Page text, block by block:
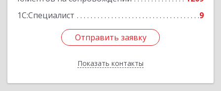
1С:Специалист
9
Отправить заявку
Показать контакты
Отправить заявку
Назад